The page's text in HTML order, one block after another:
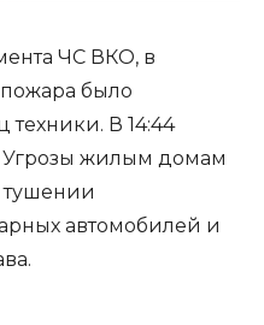
ЧС ВКО, в
пожара было
В 14:44
Угрозы жилым домам
тушении
автомобилей и